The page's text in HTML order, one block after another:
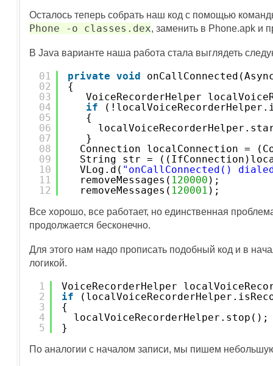
Осталось теперь собрать наш код с помощью
Phone -o classes.dex, заменить в Phone.apk и
В Java варианте наша работа стала выглядеть
01
02
03
04
05
06
07
08
09
10
11
12
private void
{
VoiceRecorderHelper
if
{
}
Connection localConnection =
String str =
VLog.d( "onCallConnected()
removeMessages( 120000 );
removeMessages( 120001 );
Все хорошо, все работает, но единственная
продолжается бесконечно.
Для этого нам надо прописать подобный код и в
логикой.
1
2
3
4
5
VoiceRecorderHelper
if
{
localVoiceRecorderHelper.stop();
}
По аналогии с началом записи, мы пишем